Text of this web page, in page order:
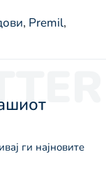
, Premil,
ги најновите